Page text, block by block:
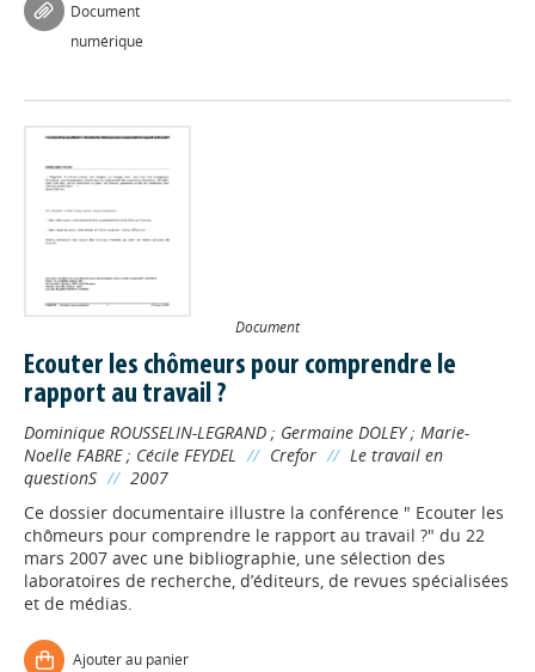
Document
numérique
Document
Ecouter les chômeurs pour comprendre le
rapport au travail ?
Dominique ROUSSELIN-LEGRAND ; Germaine DOLEY; Marie-
Noelle FABRE; Cécile FEYDEL // Crefor // Le travail en
questionS // 2007
Ce dossier documentaire illustre la conférence " Ecouter les
chômeurs pour comprendre le rapport au travail ?" du 22
mars 2007 avec une bibliographie, une sélection des
laboratoires de recherche, d’éditeurs, de revues spécialisées
et de médias.
Ajouter au panier